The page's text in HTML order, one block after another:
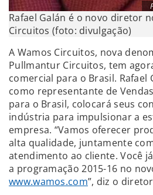
Rafael Galán é o novo diretor
Circuitos (foto: divulgação)
A Wamos Circuitos, nova
Pullmantur Circuitos, tem
comercial para o Brasil. Rafael
como representante de
para o Brasil, colocará seus
indústria para impulsionar a
empresa. “Vamos oferecer
alta qualidade, juntamente
atendimento ao cliente. Você
a programação 2015-16 no
www.wamos.com”, diz o